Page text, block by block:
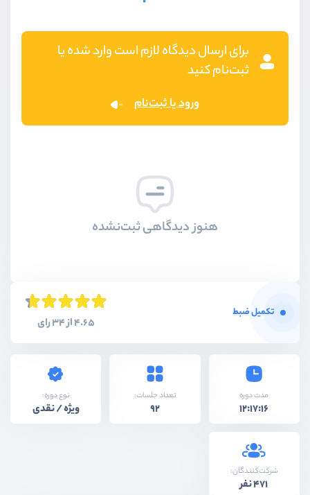
برای ارسال دیدگاه لازم است وارد شده یا
ثبت‌نام کنید
ورود یا ثبت‌نام
هنوز دیدگاهی ثبت‌نشده
تکمیل ضبط
4.65 از 34 رای
مدت دوره
12:17:16
تعداد جلسات:
92
نوع دوره:
ویژه / نقدی
شرکت‌کنندگان:
471 نفر